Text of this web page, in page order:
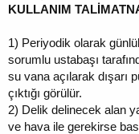
KULLANIM
1) Periyodik olarak
sorumlu ustabaşı
su vana açılarak dışarı
çıktığı görülür.
2) Delik delinecek alan
ve hava ile gerekirse